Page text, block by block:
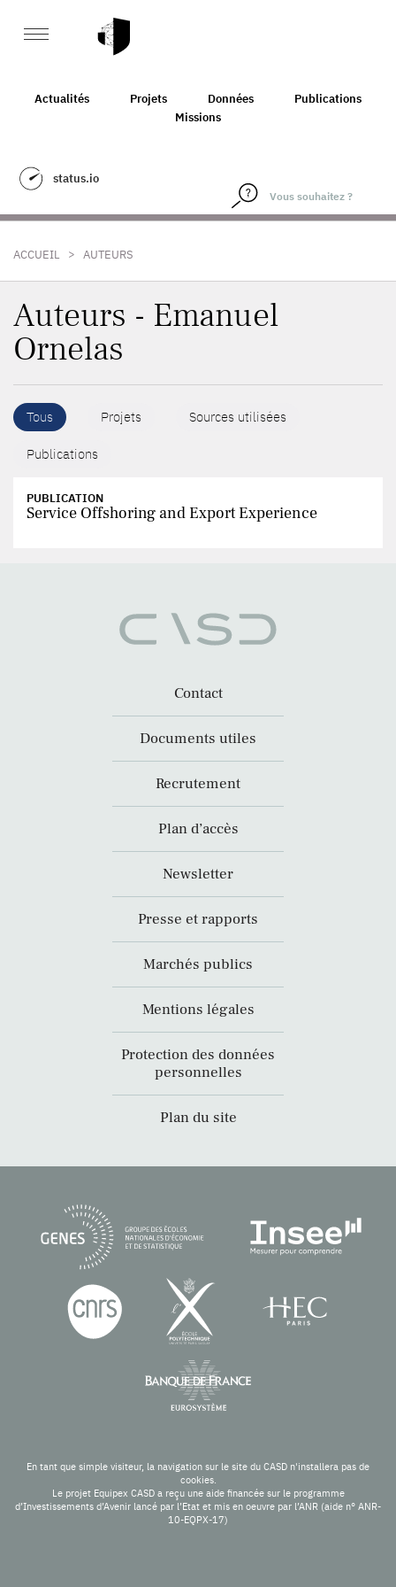
Actualités Projets Données
Publications
Missions
status.io
ACCUEIL > AUTEURS
Auteurs - Emanuel
Ornelas
Tous Projets Sources utilisées
Publications
PUBLICATION
Service Offshoring and Export Experience
Contact
Documents utiles
Recrutement
Plan d’accès
Newsletter
Presse et rapports
Marchés publics
Mentions légales
Protection des données
personnelles
Plan du site
En tant que simple visiteur, la navigation sur le site du CASD n'installera pas de
cookies.
Le projet Equipex CASD a reçu une aide financée sur le programme
d’Investissements d’Avenir lancé par l’Etat et mis en oeuvre par l’ANR (aide n° ANR-
10-EQPX-17)